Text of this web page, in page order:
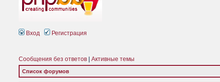
Вход Регистрация
Сообщения без ответов Активные темы
Список форумов